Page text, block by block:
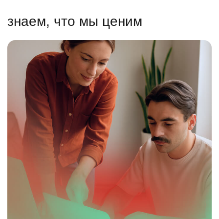
знаем, что мы ценим